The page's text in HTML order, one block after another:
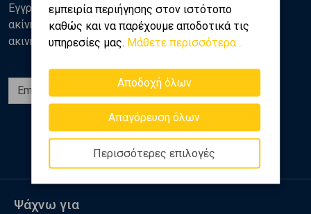
εμπειρία περιήγησης στον ιστότοπο
καθώς και να παρέχουμε αποδοτικά τις
υπηρεσίες μας. Μάθετε περισσότερα...
Αποδοχή όλων
Απαγόρευση όλων
Περισσότερες επιλογές
Εγγραφείτε στο newsletter της Golden Home για νέα
ακίνητα, αναλύσεις και διάφορα θέματα της αγοράς
ακινήτων
Εγγραφή
Ακολουθήστε μας
Ψάχνω για